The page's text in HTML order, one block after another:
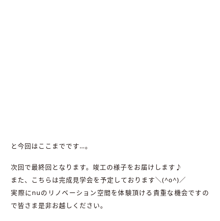
と今回はここまでです…。
次回で最終回となります。竣工の様子をお届けします♪
また、こちらは完成見学会を予定しております＼(^o^)／
実際にnuのリノベーション空間を体験頂ける貴重な機会ですの
で皆さま是非お越しください。